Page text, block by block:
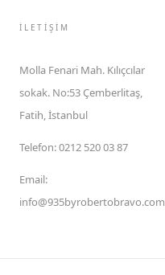
İLETIŞIM
Molla Fenari Mah. Kılıçcılar
sokak. No:53 Çemberlitaş,
Fatih, İstanbul
Telefon:0212 520 03 87
Email:
info@935byrobertobravo.com